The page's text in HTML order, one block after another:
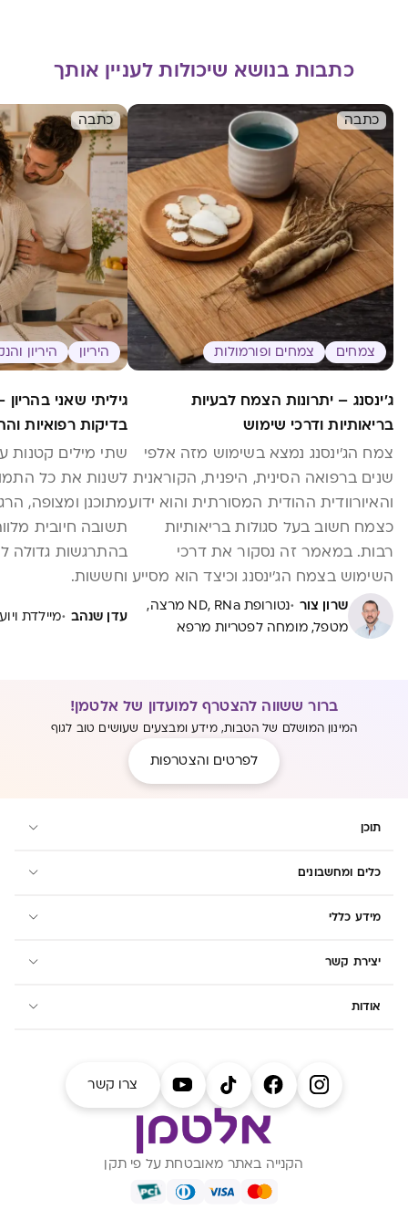
כתבות בנושא שיכולות לעניין אותך
כתבה
צמחים צמחים ופורמולות
ג'ינסנג – יתרונות הצמח לבעיות
בריאותיות ודרכי שימוש
צמח הג'ינסנג נמצא בשימוש מזה אלפי
שנים ברפואה הסינית, היפנית, הקוראנית
והאיורוודית ההודית המסורתית והוא ידוע
כצמח חשוב בעל סגולות בריאותיות
רבות. במאמר זה נסקור את דרכי
השימוש בצמח הג'ינסנג וכיצד הוא מסייע
במגוון רחב של מצבים בריאותיים.
שרון צור ·
נטורופת ND, RNa מרצה,
מטפל, מומחה לפטריות מרפא
כתבה
היריון היריון
גיליתי שאני
בדיקות רפואיות
שתי מילים קטנות
לשנות את כל
מתוכנן ומצופה,
תשובה חיובית
בהתרגשות גדולה
וחששות.
עדן שנהב ·מיילדת
ברור ששווה להצטרף למועדון של אלטמן!
המינון המושלם של הטבות, מידע ומבצעים שעושים טוב לגוף
לפרטים והצטרפות
תוכן
כלים ומחשבונים
מידע כללי
יצירת קשר
אודות
צרו קשר
הקנייה באתר מאובטחת על פי תקן